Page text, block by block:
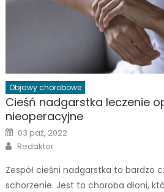
Objawy chorobowe
Cieśń nadgarstka leczenie
nieoperacyjne
Posted
on
03 paź, 2022
Author
Redaktor
Zespół cieśni nadgarstka to bardzo
schorzenie. Jest to choroba dłoni,